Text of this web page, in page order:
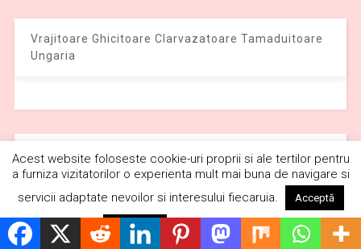
Vrajitoare Ghicitoare Clarvazatoare Tamaduitoare
Ungaria
Vrajitoare Ghicitoare Clarvazatoare Tamaduitoare
Federatia Rusa
Acest website foloseste cookie-uri proprii si ale tertilor pentru
a furniza vizitatorilor o experienta mult mai buna de navigare si
servicii adaptate nevoilor si interesului fiecaruia.
Acceptă
Respinge Citește mai mult